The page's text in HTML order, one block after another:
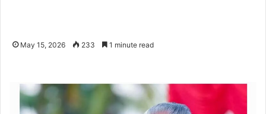
May 15, 2026 233 1 minute read